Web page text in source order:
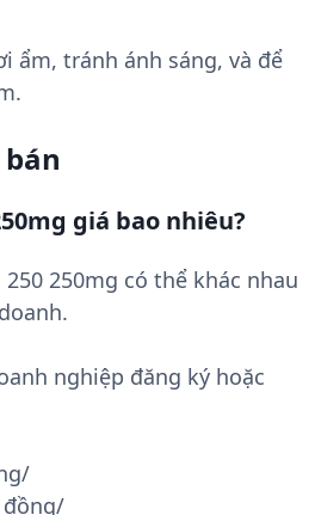
ẩm, tránh ánh sáng, và để
giá bao nhiêu?
250mg có thể khác nhau
nghiệp đăng ký hoặc
đồng/